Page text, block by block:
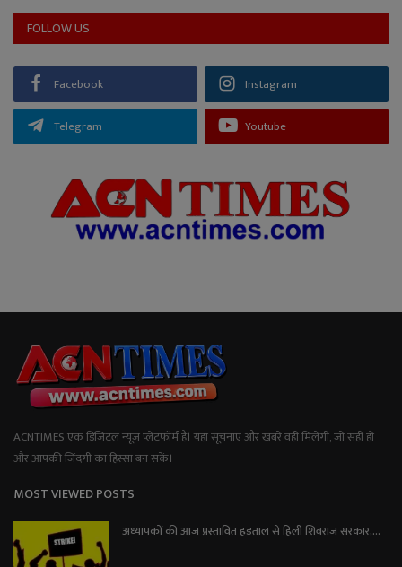
FOLLOW US
Facebook Instagram
Telegram Youtube
ACNTIMES एक डिजिटल न्यूज प्लेटफॉर्म है। यहां सूचनाएं और खबरें वही मिलेंगी, जो सही हों
और आपकी जिंदगी का हिस्सा बन सकें।
MOST VIEWED POSTS
अध्यापकों की आज प्रस्तावित हड़ताल से हिली शिवराज सरकार,...